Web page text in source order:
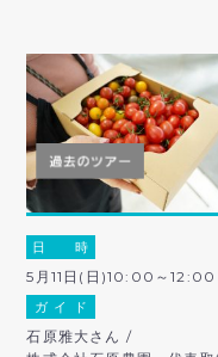
日 時
5月11日(日)10:00～12:00
ガ イ ド
石原雅大さん /